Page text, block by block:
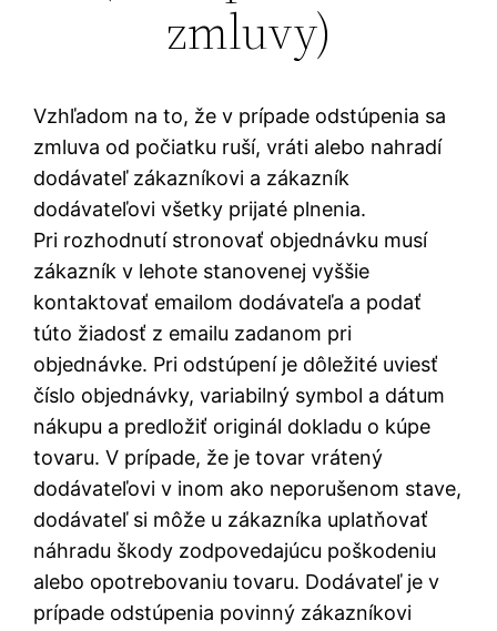
zmluvy)
Vzhľadom na to, že v prípade odstúpenia sa
zmluva od počiatku ruší, vráti alebo nahradí
dodávateľ zákazníkovi a zákazník
dodávateľovi všetky prijaté plnenia.
Pri rozhodnutí stronovať objednávku musí
zákazník v lehote stanovenej vyššie
kontaktovať emailom dodávateľa a podať
túto žiadosť z emailu zadanom pri
objednávke. Pri odstúpení je dôležité uviesť
číslo objednávky, variabilný symbol a dátum
nákupu a predložiť originál dokladu o kúpe
tovaru. V prípade, že je tovar vrátený
dodávateľovi v inom ako neporušenom stave,
dodávateľ si môže u zákazníka uplatňovať
náhradu škody zodpovedajúcu poškodeniu
alebo opotrebovaniu tovaru. Dodávateľ je v
prípade odstúpenia povinný zákazníkovi